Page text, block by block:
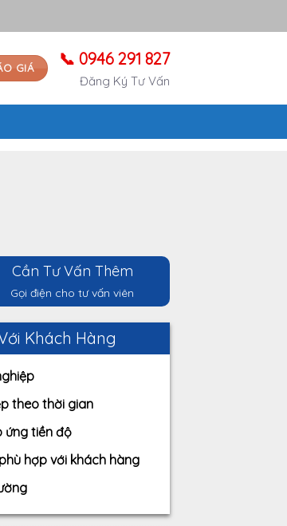
GIÁ 📞 0946 291 827
Đăng Ký Tư Vấn
Cần Tư Vấn Thêm
Gọi điện cho tư vấn viên
Khách Hàng
theo thời gian
ứng tiền độ
hợp với khách hàng